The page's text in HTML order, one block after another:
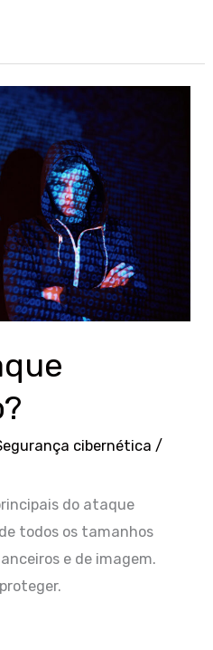
cibernética /
do ataque
todos os tamanhos
e de imagem.